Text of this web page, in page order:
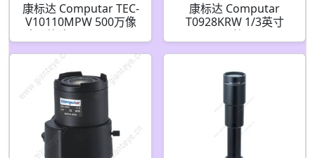
康标达 Computar TEC-
V10110MPW 500万像
素 1英寸 110mm 远心
康标达 Computar
T0928KRW 1/3英寸
0.95mm (S接口) 300万